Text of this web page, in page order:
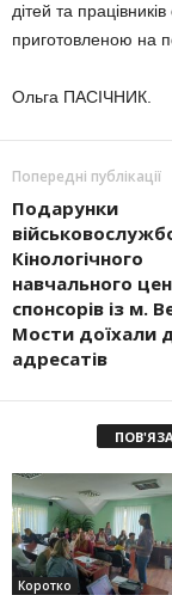
дітей та
приготовленою на
Ольга ПАСІЧНИК.
Попередні публікації
Подарунки
Кінологічного
навчального
спонсорів із м.
Мости доїхали
адресатів
Коротко